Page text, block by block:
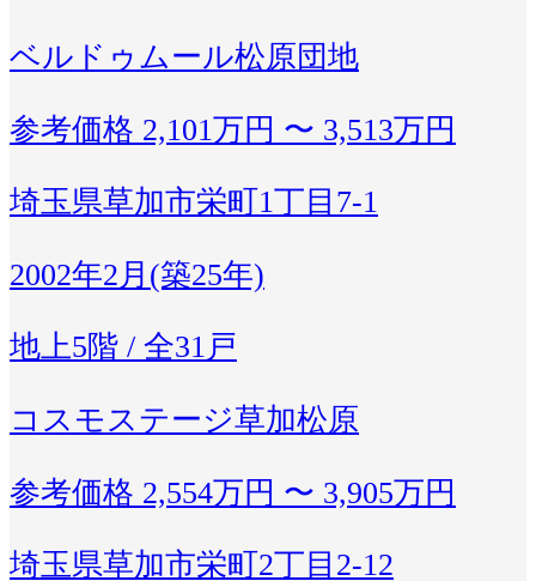
ベルドゥムール松原団地
参考価格 2,101万円 〜 3,513万円
埼玉県草加市栄町1丁目7-1
2002年2月(築25年)
地上5階 / 全31戸
コスモステージ草加松原
参考価格 2,554万円 〜 3,905万円
埼玉県草加市栄町2丁目2-12